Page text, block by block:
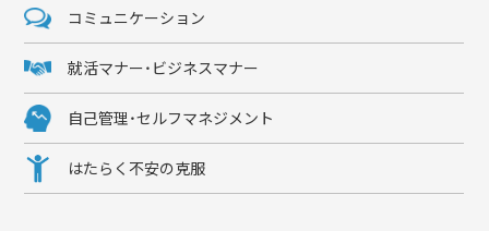
コミュニケーション
就活マナー・ビジネスマナー
自己管理・セルフマネジメント
はたらく不安の克服